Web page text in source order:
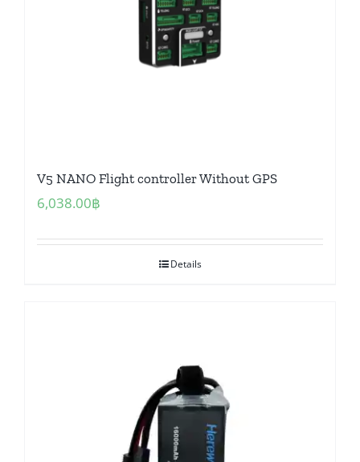
V5 NANO Flight controller Without GPS
6,038.00฿
Details